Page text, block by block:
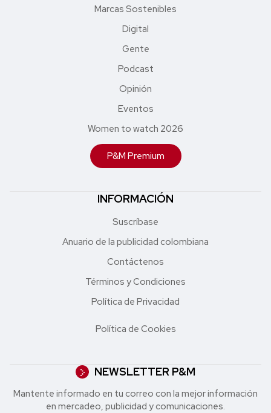
Marcas Sostenibles
Digital
Gente
Podcast
Opinión
Eventos
Women to watch 2026
P&M Premium
INFORMACIÓN
Suscríbase
Anuario de la publicidad colombiana
Contáctenos
Términos y Condiciones
Política de Privacidad
Política de Cookies
NEWSLETTER P&M
Mantente informado en tu correo con la mejor in formación
en mercadeo, publicidad y comunicaciones.